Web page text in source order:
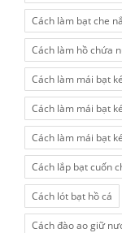
Cách làm bạt che
Cách làm hồ chứa
Cách làm mái bạt
Cách làm mái bạt
Cách làm mái bạt
Cách lắp bạt cuốn
Cách lót bạt hồ cá
Cách đào ao giữ